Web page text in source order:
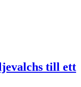
till ett